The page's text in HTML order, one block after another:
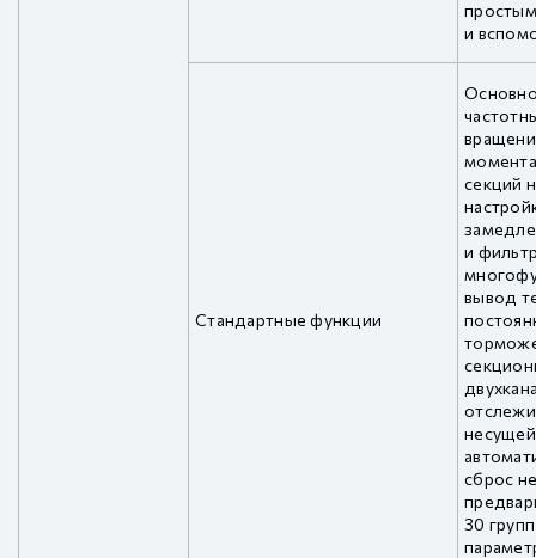
и
Стандартные функции
секций
и
вывод
сброс
30